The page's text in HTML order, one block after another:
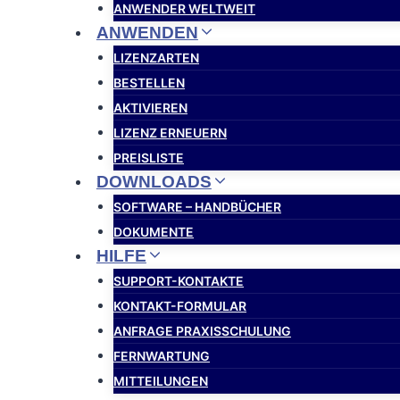
ANWENDER WELTWEIT
ANWENDEN
LIZENZARTEN
BESTELLEN
AKTIVIEREN
LIZENZ ERNEUERN
PREISLISTE
DOWNLOADS
SOFTWARE – HANDBÜCHER
DOKUMENTE
HILFE
SUPPORT-KONTAKTE
KONTAKT-FORMULAR
ANFRAGE PRAXISSCHULUNG
FERNWARTUNG
MITTEILUNGEN